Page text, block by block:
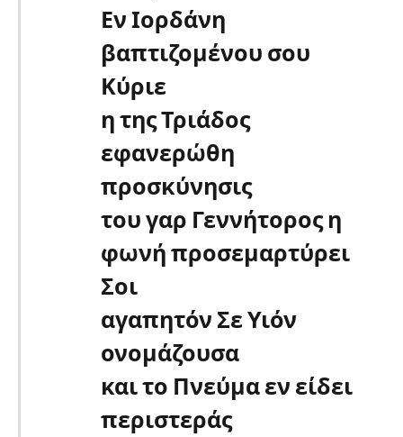
Εν Ιορδάνη
βαπτιζομένου σου
Κύριε
η της Τριάδος
εφανερώθη
προσκύνησις
του γαρ Γεννήτορος η
φωνή προσεμαρτύρει
Σοι
αγαπητόν Σε Υιόν
ονομάζουσα
και το Πνεύμα εν είδει
περιστεράς